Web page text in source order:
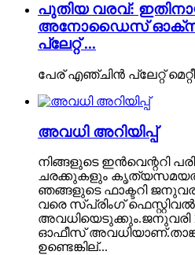
പുതിയ വരവ്:
അനോഡൈസ്
പ്ലേറ്റ് ...
പേര് എഞ്ചിൻ പ്ലേറ്റ്
അവധി അറിയിപ്പ്
നിങ്ങളുടെ ഇൻവെന്ററി
ചരക്കുകളും
ഞങ്ങളുടെ ഫാക്ടറി
വരെ സ്പ്രിംഗ് ഫെസ്റ്റിവൽ
അവധിയെടുക്കും.ജനുവരി
ഓഫീസ്
ഉണ്ടെങ്കില്...